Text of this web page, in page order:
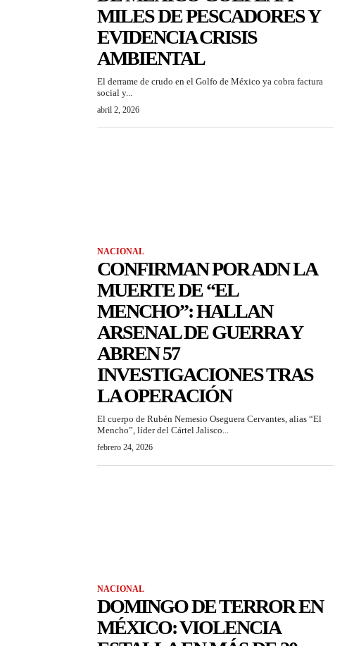
MILES DE PESCADORES Y
EVIDENCIA CRISIS
AMBIENTAL
El derrame de crudo en el Golfo de México ya cobra factura
social y...
abril 2, 2026
NACIONAL
CONFIRMAN POR ADN LA
MUERTE DE “EL
MENCHO”: HALLAN
ARSENAL DE GUERRA Y
ABREN 57
INVESTIGACIONES TRAS
LA OPERACIÓN
El cuerpo de Rubén Nemesio Oseguera Cervantes, alias “El
Mencho”, líder del Cártel Jalisco...
febrero 24, 2026
NACIONAL
DOMINGO DE TERROR EN
MÉXICO: VIOLENCIA